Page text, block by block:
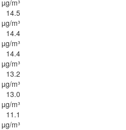
µg/m³
14.5
µg/m³
14.4
µg/m³
14.4
µg/m³
13.2
µg/m³
13.0
µg/m³
11.1
µg/m³